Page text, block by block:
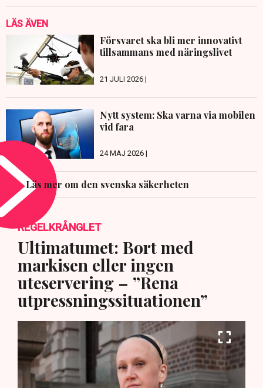
LÄS ÄVEN
Försvaret ska bli mer innovativt
tillsammans med näringslivet
21 JULI 2026 |
Nytt system: Ska varna via mobilen
vid fara
24 MAJ 2026 |
Läs mer om den svenska säkerheten
REGELKRÅNGLET
Ultimatumet: Bort med
markisen eller ingen
uteservering – ”Rena
utpressningssituationen”